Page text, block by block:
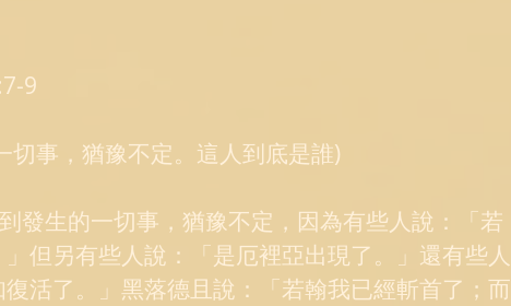
9
切事，猶豫不定。這人到底是誰)
但另有些人說：「是厄裡亞出現了。」還有些人
活了。」黑落德且說：「若翰我已經斬首了；而